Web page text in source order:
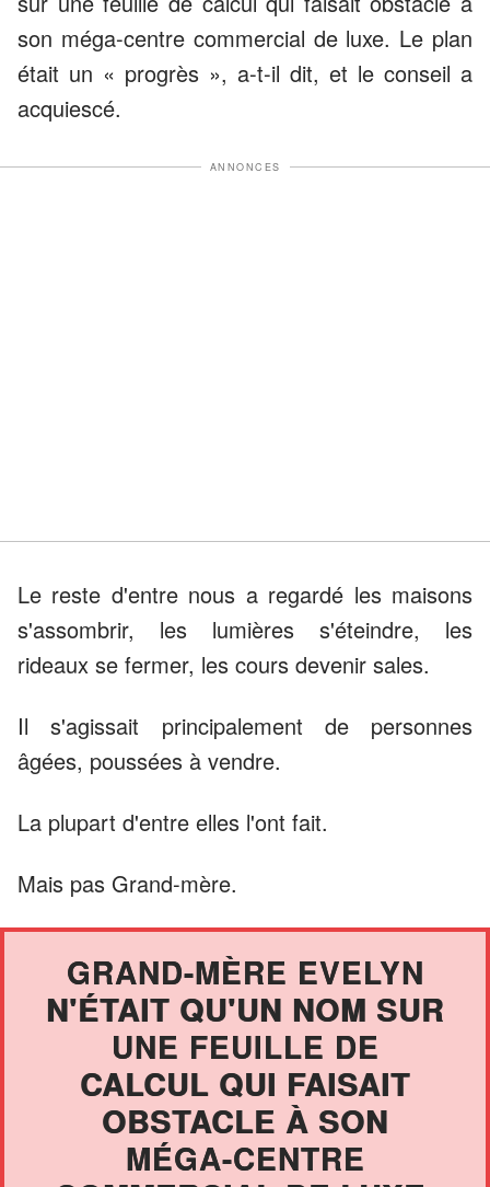
son méga-centre commercial de luxe. Le plan
était un « progrès », a-t-il dit, et le conseil a
acquiescé.
ANNONCES
Le reste d'entre nous a regardé les maisons
s'assombrir, les lumières s'éteindre, les
rideaux se fermer, les cours devenir sales.
Il s'agissait principalement de personnes
âgées, poussées à vendre.
La plupart d'entre elles l'ont fait.
Mais pas Grand-mère.
GRAND-MÈRE EVELYN
N'ÉTAIT QU'UN NOM SUR
UNE FEUILLE DE
CALCUL QUI FAISAIT
OBSTACLE À SON
MÉGA-CENTRE